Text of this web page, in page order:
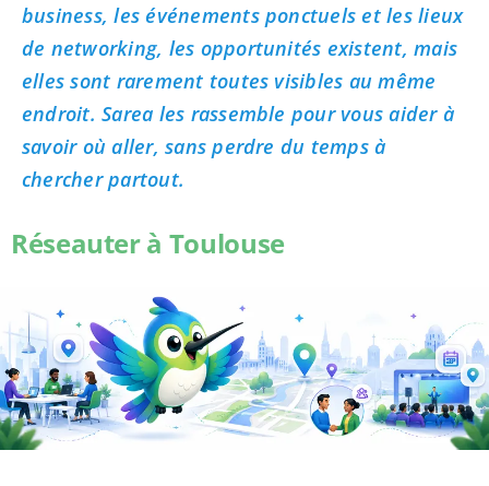
business, les événements ponctuels et les lieux
de networking, les opportunités existent, mais
elles sont rarement toutes visibles au même
endroit. Sarea les rassemble pour vous aider à
savoir où aller, sans perdre du temps à
chercher partout.
Réseauter à Toulouse